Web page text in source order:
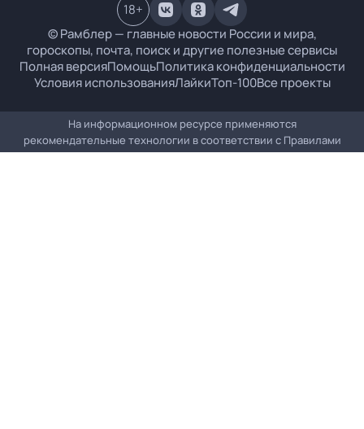
© Рамблер — главные новости России и мира,
гороскопы, почта, поиск и другие полезные сервисы
Полная версияПомощьПолитика конфиденциальности
Условия использованияЛайкиТоп-100Все проекты
18+
На информационном ресурсе применяются
рекомендательные технологии в соответствии с Правилами